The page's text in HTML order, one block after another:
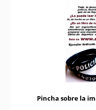
Pincha sobre la